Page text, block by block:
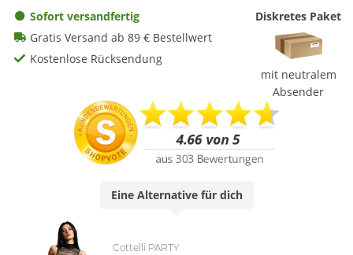
Sofort versandfertig
Gratis Versand ab 89 € Bestellwert
Kostenlose Rücksendung
Diskretes Paket
mit neutralem
Absender
Eine Alternativefür dich
Cottelli PARTY